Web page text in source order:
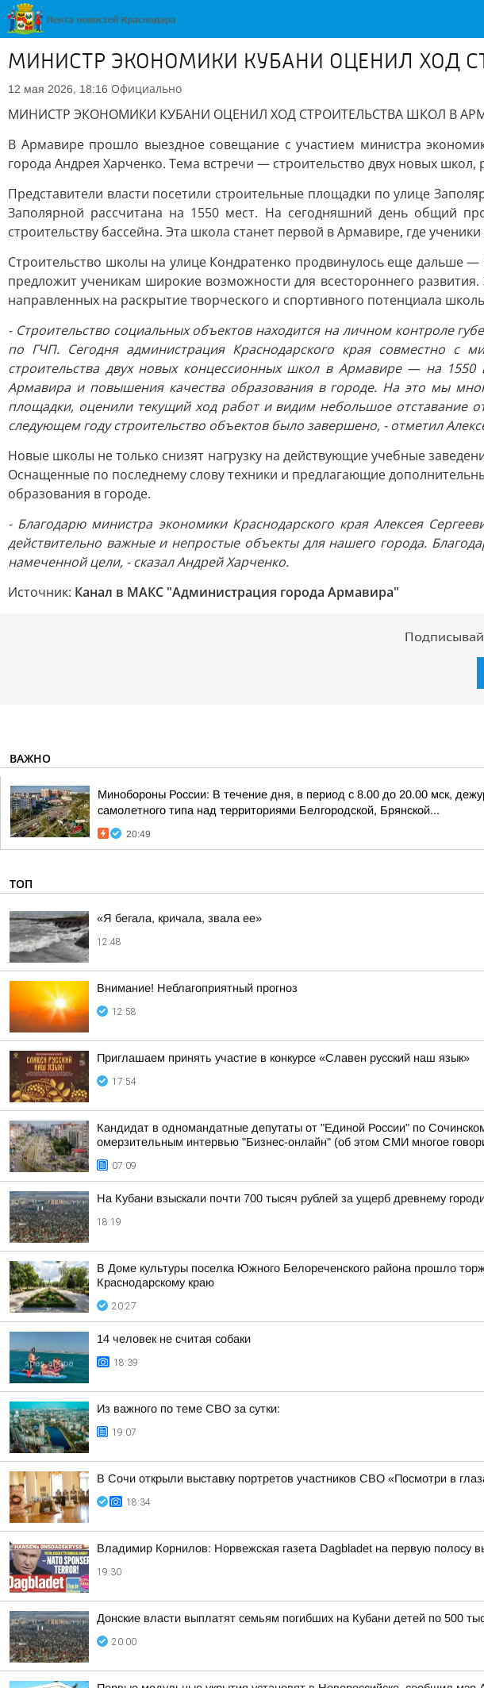
МИНИСТР ЭКОНОМИКИ КУБАНИ ОЦЕНИЛ ХОД
12 мая 2026, 18:16 Официально
МИНИСТР ЭКОНОМИКИ КУБАНИ ОЦЕНИЛ ХОД СТРОИТЕЛЬСТВА ШКОЛ В
В Армавире прошло выездное совещание с участием министра
города Андрея Харченко. Тема встречи — строительство двух новых
Представители власти посетили строительные площадки по улице
Заполярной рассчитана на 1550 мест. На сегодняшний день общий
строительству бассейна. Эта школа станет первой в Армавире, где
Строительство школы на улице Кондратенко продвинулось еще дальше —
предложит ученикам широкие возможности для всестороннего
направленных на раскрытие творческого и спортивного потенциала
- Строительство социальных объектов находится на личном контроле
по ГЧП. Сегодня администрация Краснодарского края совместно с
строительства двух новых концессионных школ в Армавире — на
Армавира и повышения качества образования в городе. На это мы
площадки, оценили текущий ход работ и видим небольшое отставание
следующем году строительство объектов было завершено, - отметил
Новые школы не только снизят нагрузку на действующие учебные
Оснащенные по последнему слову техники и предлагающие
образования в городе.
- Благодарю министра экономики Краснодарского края Алексея
действительно важные и непростые объекты для нашего города.
намеченной цели, - сказал Андрей Харченко.
Источник: Канал в МАКС "Администрация города Армавира"
ВАЖНО
Минобороны России: В течение дня, в период с 8.00 до 20.00 мск,
самолетного типа над территориями Белгородской, Брянской...
20:49
ТОП
«Я бегала, кричала, звала ее»
12:48
Внимание! Неблагоприятный прогноз
12:58
Приглашаем принять участие в конкурсе «Славен русский наш язык»
17:54
Кандидат в одномандатные депутаты от "Единой России" по
омерзительным интервью "Бизнес-онлайн" (об этом СМИ многое
07:09
На Кубани взыскали почти 700 тысяч рублей за ущерб древнему
18:19
В Доме культуры поселка Южного Белореченского района прошло
Краснодарскому краю
20:27
14 человек не считая собаки
18:39
Из важного по теме СВО за сутки:
19:07
В Сочи открыли выставку портретов участников СВО «Посмотри в
18:34
Владимир Корнилов: Норвежская газета Dagbladet на первую полосу
19:30
Донские власти выплатят семьям погибших на Кубани детей по 500
20:00